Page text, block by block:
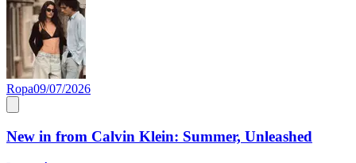
Ropa09/07/2026
New in from Calvin Klein: Summer, Unleashed